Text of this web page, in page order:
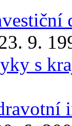
9.
s